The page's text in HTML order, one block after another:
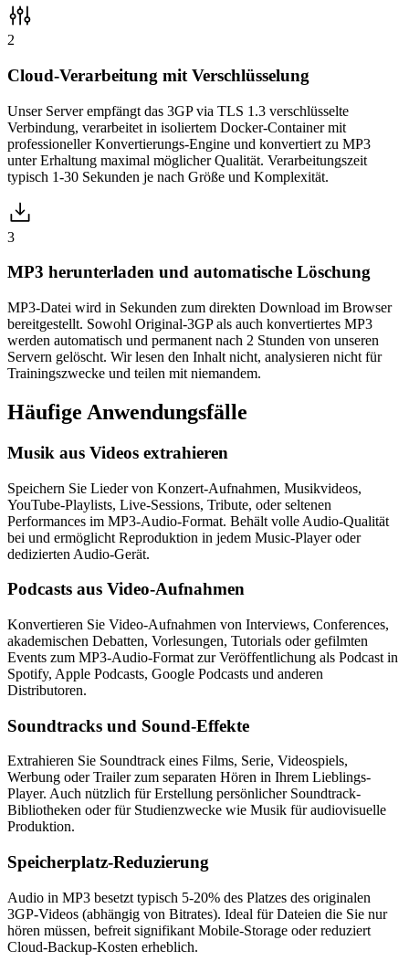
2
Cloud-Verarbeitung mit Verschlüsselung
Unser Server empfängt das 3GP via TLS 1.3 verschlüsselte
Verbindung, verarbeitet in isoliertem Docker-Container mit
professioneller Konvertierungs-Engine und konvertiert zu MP3
unter Erhaltung maximal möglicher Qualität. Verarbeitungszeit
typisch 1-30 Sekunden je nach Größe und Komplexität.
3
MP3 herunterladen und automatische Löschung
MP3-Datei wird in Sekunden zum direkten Download im Browser
bereitgestellt. Sowohl Original-3GP als auch konvertiertes MP3
werden automatisch und permanent nach 2 Stunden von unseren
Servern gelöscht. Wir lesen den Inhalt nicht, analysieren nicht für
Trainingszwecke und teilen mit niemandem.
Häufige Anwendungsfälle
Musik aus Videos extrahieren
Speichern Sie Lieder von Konzert-Aufnahmen, Musikvideos,
YouTube-Playlists, Live-Sessions, Tribute, oder seltenen
Performances im MP3-Audio-Format. Behält volle Audio-Qualität
bei und ermöglicht Reproduktion in jedem Music-Player oder
dedizierten Audio-Gerät.
Podcasts aus Video-Aufnahmen
Konvertieren Sie Video-Aufnahmen von Interviews, Conferences,
akademischen Debatten, Vorlesungen, Tutorials oder gefilmten
Events zum MP3-Audio-Format zur Veröffentlichung als Podcast in
Spotify, Apple Podcasts, Google Podcasts und anderen
Distributoren.
Soundtracks und Sound-Effekte
Extrahieren Sie Soundtrack eines Films, Serie, Videospiels,
Werbung oder Trailer zum separaten Hören in Ihrem Lieblings-
Player. Auch nützlich für Erstellung persönlicher Soundtrack-
Bibliotheken oder für Studienzwecke wie Musik für audiovisuelle
Produktion.
Speicherplatz-Reduzierung
Audio in MP3 besetzt typisch 5-20% des Platzes des originalen
3GP-Videos (abhängig von Bitrates). Ideal für Dateien die Sie nur
hören müssen, befreit signifikant Mobile-Storage oder reduziert
Cloud-Backup-Kosten erheblich.